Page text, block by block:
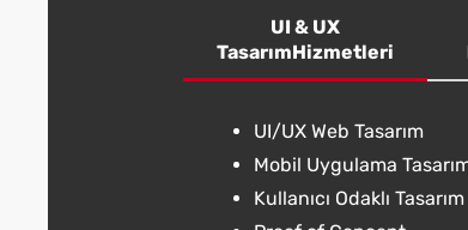
UI & UX
TasarımHizmetleri
UI/UX Web Tasarım
Mobil Uygulama
Kullanıcı Odaklı Tasarım